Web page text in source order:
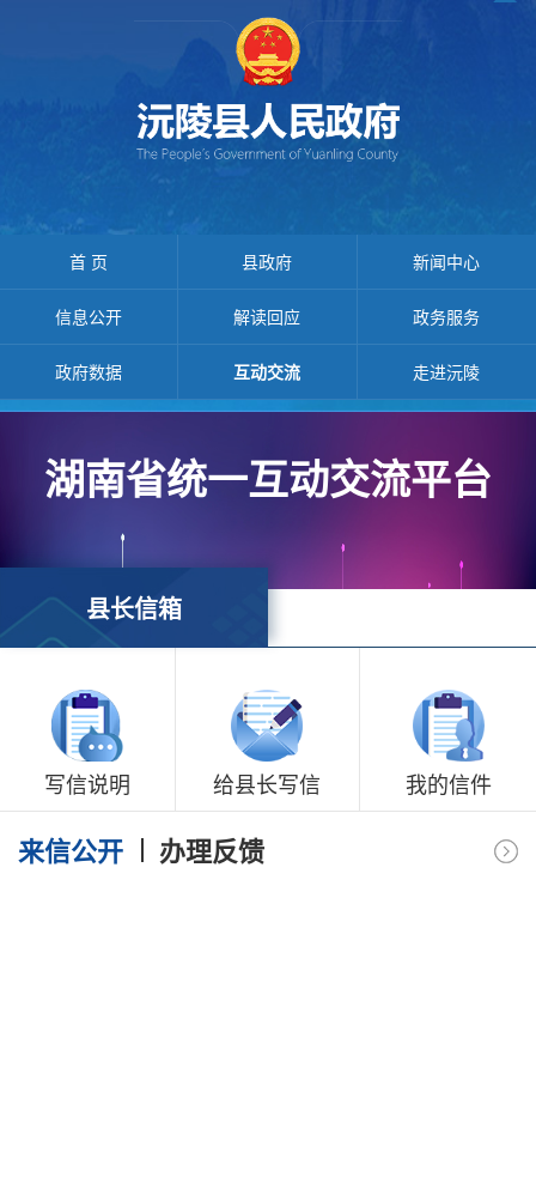
首 页 县政府 新闻中心
信息公开 解读回应 政务服务
政府数据 互动交流 走进沅陵
湖南省统一互动交流平台
县长信箱
写信说明 给县长写信 我的信件
来信公开 办理反馈